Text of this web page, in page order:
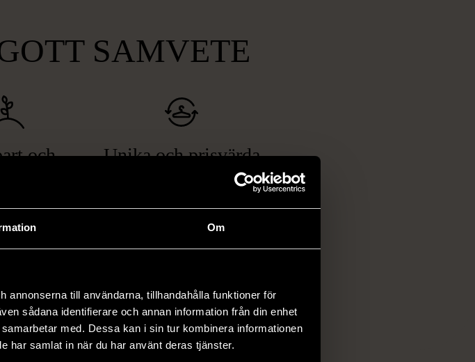
Om
annonserna till användarna, tillhandahålla funktioner för
sådana identifierare och annan information från din enhet
med. Dessa kan i sin tur kombinera informationen
har samlat in när du har använt deras tjänster.
SAMVETE
och
produkter.
Unika och prisvärda
inte finns i vanliga butiker.
påminner om denna